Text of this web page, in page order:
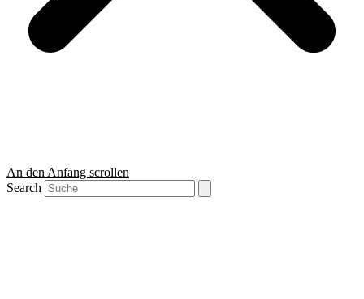
An den Anfang scrollen
Search